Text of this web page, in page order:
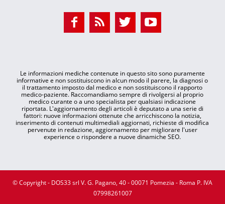
Le informazioni mediche contenute in questo sito sono puramente
informative e non sostituiscono in alcun modo il parere, la diagnosi o
il trattamento imposto dal medico e non sostituiscono il rapporto
medico-paziente. Raccomandiamo sempre di rivolgersi al proprio
medico curante o a uno specialista per qualsiasi indicazione
riportata. L'aggiornamento degli articoli è deputato a una serie di
fattori: nuove informazioni ottenute che arricchiscono la notizia,
inserimento di contenuti multimediali aggiornati, richieste di modifica
pervenute in redazione, aggiornamento per migliorare l'user
experience o rispondere a nuove dinamiche SEO.
© Copyright - DOS33 srl V. G. Pagano, 40 - 00071 Pomezia - Roma P. IVA
07998261007